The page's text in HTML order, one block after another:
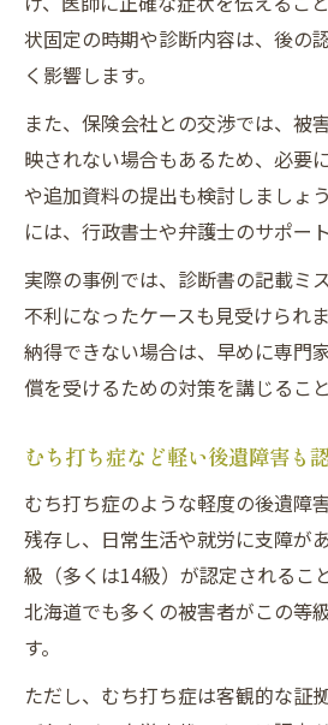
認定率向上のための通院
説
例
医師の診断書作成で認定
る
交通事故後遺障害で請
準
後遺障害の等級による慰
交通事故被害者が知る
れ
裁判基準で慰謝料を増
後遺障害認定後の慰謝
問
状固定の時期や診断内容は、後の
く影響します。
また、保険会社との交渉では、被
映されない場合もあるため、必要
や追加資料の提出も検討しましょ
には、行政書士や弁護士のサポー
実際の事例では、診断書の記載ミ
不利になったケースも見受けられ
納得できない場合は、早めに専門
償を受けるための対策を講じるこ
むち打ち症など軽い後遺障害も
むち打ち症のような軽度の後遺障
残存し、日常生活や就労に支障が
級（多くは14級）が認定されるこ
北海道でも多くの被害者がこの等
す。
ただし、むち打ち症は客観的な証